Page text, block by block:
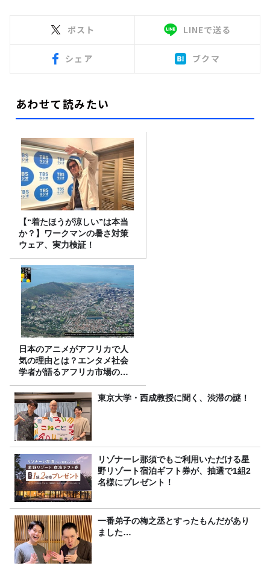
ポスト LINEで送る
シェア ブクマ
あわせて読みたい
【“着たほうが涼しい”は本当
か？】ワークマンの暑さ対策
ウェア、実力検証！
日本のアニメがアフリカで人
気の理由とは？エンタメ社会
学者が語るアフリカ市場のリ
アル
東京大学・西成教授に聞く、渋滞の謎！
リゾナーレ那須でもご利用いただける星
野リゾート宿泊ギフト券が、抽選で1組2
名様にプレゼント！
一番弟子の梅之丞とすったもんだがあり
ました…